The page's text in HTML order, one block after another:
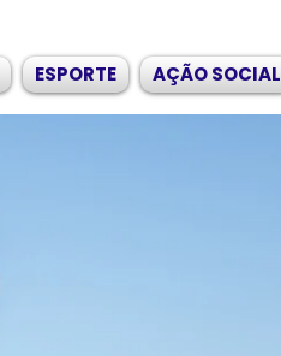
ESPORTE AÇÃO SOCIAL